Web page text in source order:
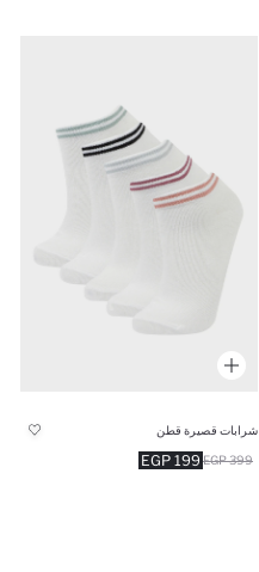
شرابات قصيرة قطن
199 EGP 399 EGP